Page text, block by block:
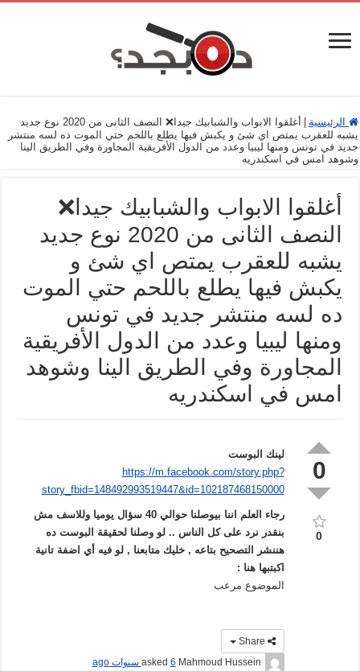
الرئيسية
أغلقوا الابواب والشبابيك جيدا❌ النصف الثانى من 2020 نوع جديد
يشبه للعقرب يمتص اي شئ و يكبش فيها يطلع باللحم حتي الموت ده لسه منتشر
جديد في تونس ومنها ليبيا وعدد من الدول الأفريقية المجاورة وفي الطريق الينا
وشوهد امس في اسكندريه
أغلقوا الابواب والشبابيك جيدا❌
النصف الثانى من 2020 نوع جديد
يشبه للعقرب يمتص اي شئ و
يكبش فيها يطلع باللحم حتي الموت
ده لسه منتشر جديد في تونس
ومنها ليبيا وعدد من الدول الأفريقية
المجاورة وفي الطريق الينا وشوهد
امس في اسكندريه
0
0
لينك البوست
https://m.facebook.com/story.php?
story_fbid=148492993519447&id=102187468150000
رجاء العلم اننا بيوصلنا حوالي 40 سؤال يوميا وللاسف مش
بنقدر نرد على كل الناس .. لو وصلنا لحقيقة البوست ده
هننشر التصحيح بتاعه , خليك متابعنا , لو فيه أي اضفة تانية
اكبتبها هنا :
الموضوع مرعب
Mahmoud Hussein 6 سنوات ago